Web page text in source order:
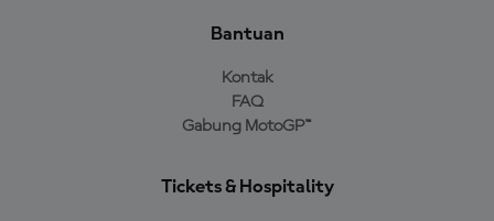
Bantuan
Kontak
FAQ
Gabung MotoGP™
Tickets & Hospitality